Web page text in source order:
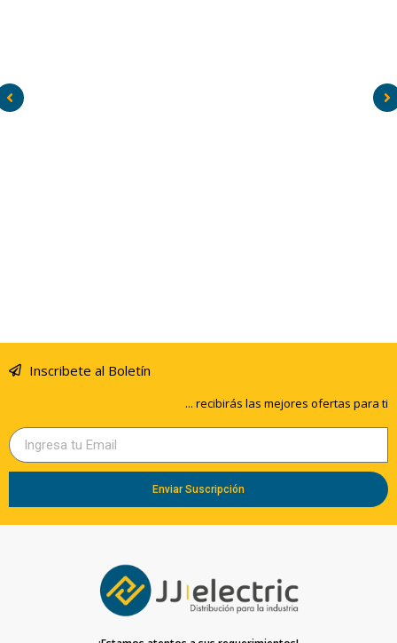
Inscribete al Boletín
... recibirás las mejores ofertas para ti
Enviar Suscripción